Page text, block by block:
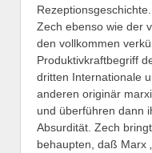
Zech ebenso wie der
den vollkommen
Produktivkraftbegriff
dritten Internationale
anderen originär
und überführen dann
Absurdität. Zech
behaupten, daß Marx